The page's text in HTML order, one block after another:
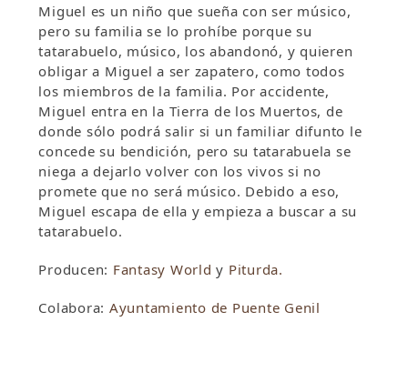
Miguel es un niño que sueña con ser músico,
pero su familia se lo prohíbe porque su
tatarabuelo, músico, los abandonó, y quieren
obligar a Miguel a ser zapatero, como todos
los miembros de la familia. Por accidente,
Miguel entra en la Tierra de los Muertos, de
donde sólo podrá salir si un familiar difunto le
concede su bendición, pero su tatarabuela se
niega a dejarlo volver con los vivos si no
promete que no será músico. Debido a eso,
Miguel escapa de ella y empieza a buscar a su
tatarabuelo.
Producen: Fantasy World y Piturda.
Colabora: Ayuntamiento de Puente Genil